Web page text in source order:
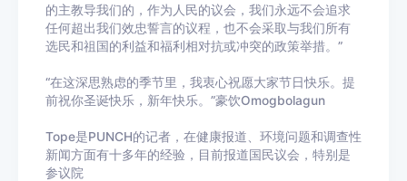
的主教导我们的，作为人民的议会，我们永远不会追求
任何超出我们效忠誓言的议程，也不会采取与我们所有
选民和祖国的利益和福利相对抗或冲突的政策举措。”
“在这深思熟虑的季节里，我衷心祝愿大家节日快乐。提
前祝你圣诞快乐，新年快乐。”豪饮Omogbolagun
Tope是PUNCH的记者，在健康报道、环境问题和调查性
新闻方面有十多年的经验，目前报道国民议会，特别是
参议院